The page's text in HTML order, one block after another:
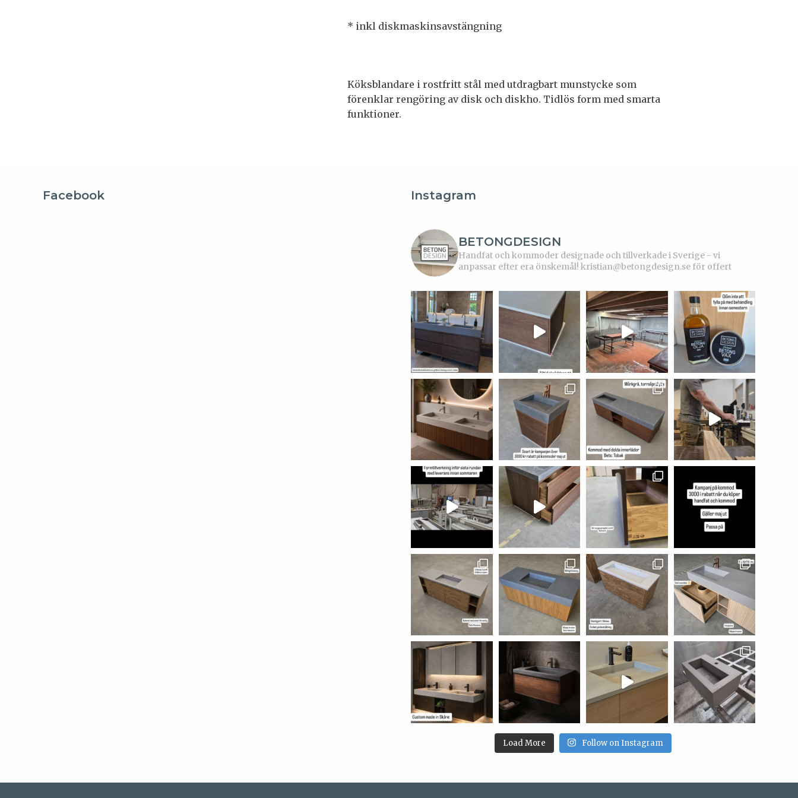
* inkl diskmaskinsavstängning
Köksblandare i rostfritt stål med utdragbart munstycke som
förenklar rengöring av disk och diskho. Tidlös form med smarta
funktioner.
Facebook Instagram
BETONGDESIGN
Handfat och kommoder designade och tillverkade i Sverige - vi
anpassar efter era önskemål! kristian@betongdesign.se för offert
Load More Follow on Instagram